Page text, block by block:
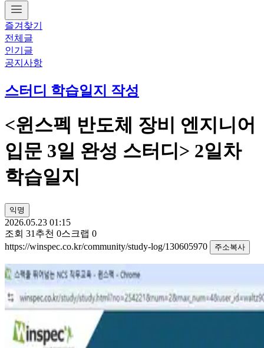
즐겨찾기
전체글
인기글
공지사항
스터디 학습일지 작성
<윈스펙 반도체 장비 엔지니어
입문 3일 완성 스터디> 2일차
학습일지
익명
2026.05.23 01:15
조회 31 추천 0스크랩 0
https://winspec.co.kr/community/study-log/130605970
주소복사